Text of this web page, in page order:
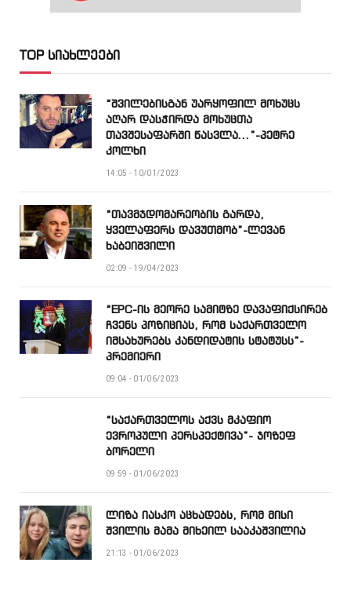
TOP სიახლეები
“შვილებისგან უარყოფილ მოხუცს
აღარ დასჭირდა მოხუცთა
თავშესაფარში წასვლა…”-პეტრე
კოლხი
14:05 - 10/01/2023
“თავმჯდომარეობის გარდა,
ყველაფერს დავუთმობ”-ლევან
ხაბეიშვილი
02:09 - 19/04/2023
“EPC-ის მეორე სამიტზე დავაფიქსირებ
ჩვენს პოზიციას, რომ საქართველო
იმსახურებს კანდიდატის სტატუსს”-
პრემიერი
09:04 - 01/06/2023
“საქართველოს აქვს მკაფიო
ევროპული პერსპექტივა”- ჯოზეფ
ბორელი
09:59 - 01/06/2023
ლიზა იასკო აცხადებს, რომ მისი
შვილის მამა მიხეილ სააკაშვილია
21:13 - 01/06/2023